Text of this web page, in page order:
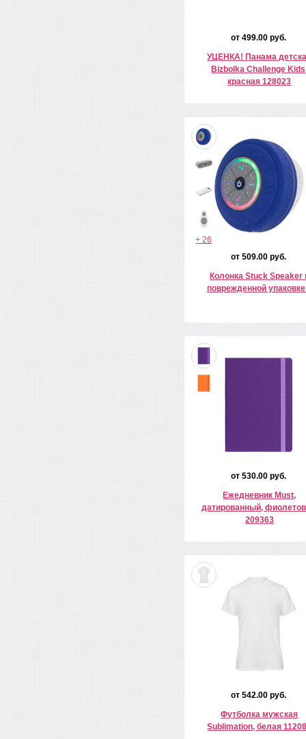
от 499.00 руб.
УЦЕНКА! Панама
Bizbolka Challenge
красная 128023
+ 26
от 509.00 руб.
Колонка Stuck Speaker
поврежденной
от 530.00 руб.
Ежедневник Must,
датированный,
209363
от 542.00 руб.
Футболка мужская
Sublimation, белая